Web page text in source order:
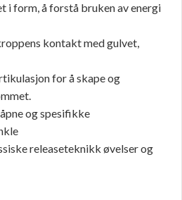
i form, å forstå bruken av energi
kontakt med gulvet,
for å skape og
og spesifikke
releaseteknikk øvelser og